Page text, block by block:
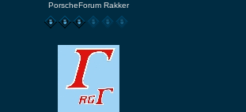
PorscheForum Rakker